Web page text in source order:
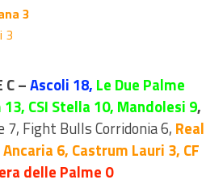
3
3
C –Ascoli 18, Le Due Palme
CSI Stella 10, Mandolesi 9,
7, Fight Bulls Corridonia 6, Real
6, Castrum Lauri 3, CF
delle Palme 0